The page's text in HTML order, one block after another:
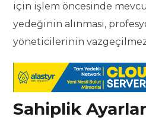
için işlem öncesinde
yedeğinin alınması,
yöneticilerinin vazgeçilmez
Sahiplik